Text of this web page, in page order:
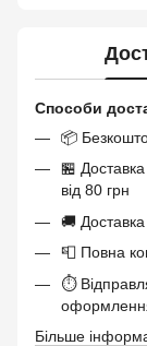
Способи
📦
🏪
від 80 грн
🚚
📮 Повна
⏱
Більше